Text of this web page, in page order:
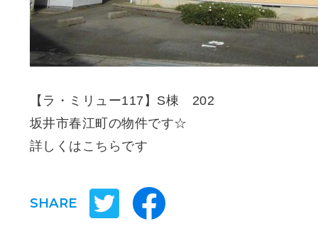
【ラ・ミリュー117】S棟 202
坂井市春江町の物件です☆
詳しくは こちら です
SHARE